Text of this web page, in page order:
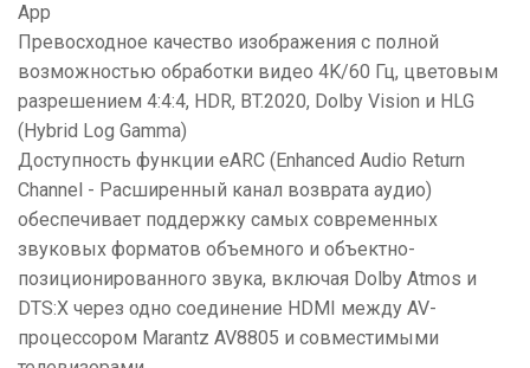
App
Превосходное качество изображения с полной
возможностью обработки видео 4K/60 Гц, цветовым
разрешением 4:4:4, HDR, BT.2020, Dolby Vision и HLG
(Hybrid Log Gamma)
Доступность функции eARC (Enhanced Audio Return
Channel - Расширенный канал возврата аудио)
обеспечивает поддержку самых современных
звуковых форматов объемного и объектно-
позиционированного звука, включая Dolby Atmos и
DTS:X через одно соединение HDMI между AV-
процессором Marantz AV8805 и совместимыми